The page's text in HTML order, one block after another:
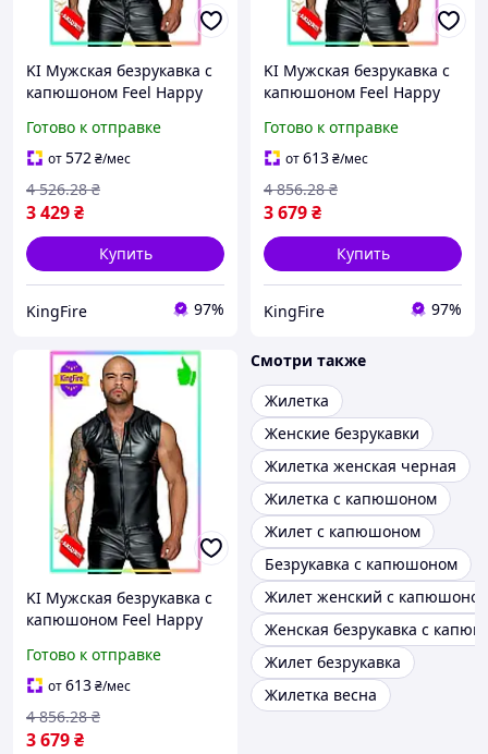
KI Мужская безрукавка с
капюшоном Feel Happy
эффект для мужчин
размер M стильная
FIR41_R
Готово к отправке
от572₴/мес
3 429₴
4 526.28 ₴
Купить
KingFire 97%
KI Мужская безрукавка с
капюшоном Feel Happy
мокрый эффект для
мужчин стильная жилетк
FIR41_R
Готово к отправке
от613₴/мес
3 679₴
4 856.28 ₴
Купить
KingFire 97%
KI Мужская безрукавка с
капюшоном Feel Happy
мокрый эффект стильная
жилетка для мужч
FIR41_R
Готово к отправке
от613₴/мес
3 679₴
4 856.28 ₴
Смотри также
Жилетка
Женские безрукавки
Жилетка женская черная
Жилетка с капюшоном
Жилет с капюшоном
Безрукавка с капюшоном
Жилет женский с
Женская безрукавка с
Жилет безрукавка
Жилетка весна